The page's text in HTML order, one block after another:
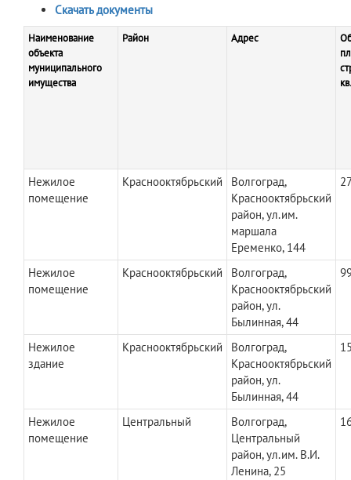
Скачать документы
Наименование
объекта
муниципального
имущества
Район Адрес
Нежилое
помещение
Краснооктябрьский
Волгоград,
Краснооктябрьский
район, ул.им.
маршала
Еременко, 144
Нежилое
помещение
Краснооктябрьский
Волгоград,
Краснооктябрьский
район, ул.
Былинная, 44
Нежилое
здание
Краснооктябрьский
Волгоград,
Краснооктябрьский
район, ул.
Былинная, 44
Нежилое
помещение
Центральный
Волгоград,
Центральный
район, ул.им. В.И.
Ленина, 25